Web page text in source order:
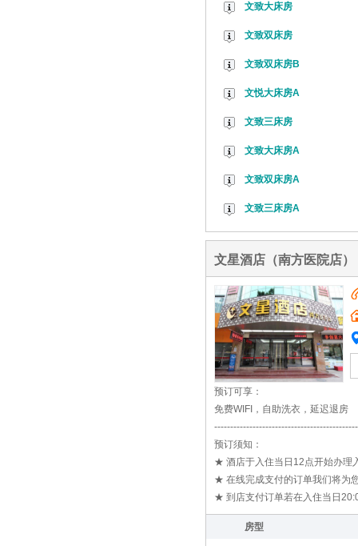
文致大床房
文致双床房
文致双床房B
文悦大床房A
文致三床房
文致大床房A
文致双床房A
文致三床房A
文星酒店（南方医院店）
预订可享：
免费WIFI，自助洗衣，延迟退房
预订须知：
★ 酒店于入住当日12点开始办理
★ 在线完成支付的订单我们将为
★ 到店支付订单若在入住当日
房型